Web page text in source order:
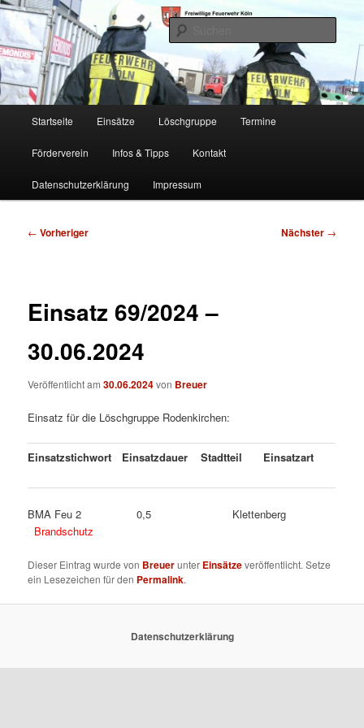
Zum
primären
Inhalt
springenFF Köln, LG RD
Freiwillige Feuerwehr Köln, Löschgruppe Rodenkirchen
Startseite Einsätze Löschgruppe Termine
Förderverein Infos & Tipps Kontakt
Datenschutzerklärung Impressum
Beitragsnavigation
← Vorheriger Nächster →
Einsatz 69/2024 –
30.06.2024
Veröffentlicht am30.06.2024von Breuer
Einsatz für die Löschgruppe Rodenkirchen:
Einsatzstichwort Einsatzdauer Stadtteil Einsatzart
BMA Feu 2 0,5 Klettenberg
Brandschutz
Dieser Eintrag wurde von Breuerunter Einsätzeveröffentlicht. Setze
ein Lesezeichen für den Permalink.
Datenschutzerklärung